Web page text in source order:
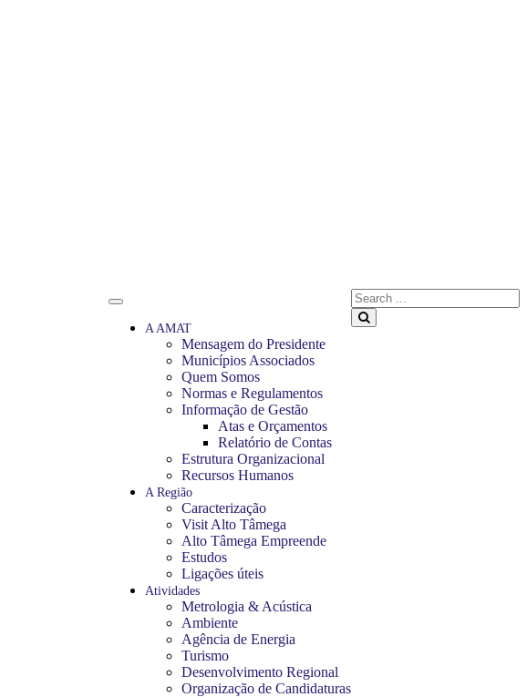
Search
for:
A AMAT
Mensagem do Presidente
Municípios Associados
Quem Somos
Normas e Regulamentos
Informação de Gestão
Atas e Orçamentos
Relatório de Contas
Estrutura Organizacional
Recursos Humanos
A Região
Caracterização
Visit Alto Tâmega
Alto Tâmega Empreende
Estudos
Ligações úteis
Atividades
Metrologia & Acústica
Ambiente
Agência de Energia
Turismo
Desenvolvimento Regional
Organização de Candidaturas